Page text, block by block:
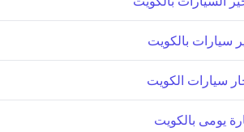
سيارات بالكويت
سيارات الكويت
يومى بالكويت